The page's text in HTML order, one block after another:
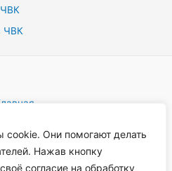
cookie. Они помогают делать
Нажав кнопку
согласие на обработку
ЧВК
ЧВК